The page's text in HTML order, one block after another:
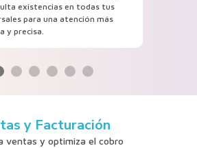
existencias en todas tus
para una atención más
y precisa.
y Facturación
ventas y optimiza el cobro